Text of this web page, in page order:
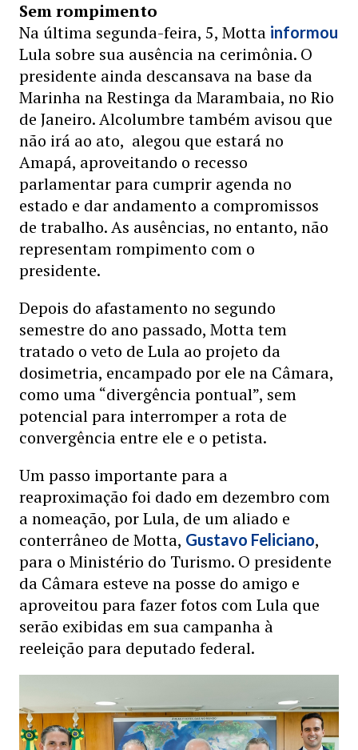
Sem rompimento
Na última segunda-feira, 5, Motta informou
Lula sobre sua ausência na cerimônia. O
presidente ainda descansava na base da
Marinha na Restinga da Marambaia, no Rio
de Janeiro. Alcolumbre também avisou que
não irá ao ato, alegou que estará no
Amapá, aproveitando o recesso
parlamentar para cumprir agenda no
estado e dar andamento a compromissos
de trabalho. As ausências, no entanto, não
representam rompimento com o
presidente.
Depois do afastamento no segundo
semestre do ano passado, Motta tem
tratado o veto de Lula ao projeto da
dosimetria, encampado por ele na Câmara,
como uma “divergência pontual”, sem
potencial para interromper a rota de
convergência entre ele e o petista.
Um passo importante para a
reaproximação foi dado em dezembro com
a nomeação, por Lula, de um aliado e
conterrâneo de Motta, Gustavo Feliciano,
para o Ministério do Turismo. O presidente
da Câmara esteve na posse do amigo e
aproveitou para fazer fotos com Lula que
serão exibidas em sua campanha à
reeleição para deputado federal.